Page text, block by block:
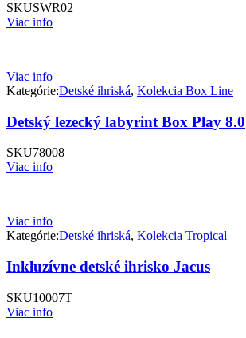
SKUSWR02
Viac info
Viac info
Kategórie:Detské ihriská, Kolekcia Box Line
Detský lezecký labyrint Box Play 8.0
SKU78008
Viac info
Viac info
Kategórie:Detské ihriská, Kolekcia Tropical
Inkluzívne detské ihrisko Jacus
SKU10007T
Viac info